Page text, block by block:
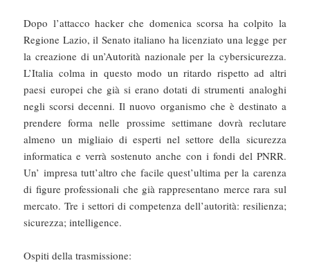
Dopo l’attacco hacker che domenica scorsa ha colpito la
Regione Lazio, il Senato italiano ha licenziato una legge per
la creazione di un’Autorità nazionale per la cybersicurezza.
L’Italia colma in questo modo un ritardo rispetto ad altri
paesi europei che già si erano dotati di strumenti analoghi
negli scorsi decenni. Il nuovo organismo che è destinato a
prendere forma nelle prossime settimane dovrà reclutare
almeno un migliaio di esperti nel settore della sicurezza
informatica e verrà sostenuto anche con i fondi del PNRR.
Un’ impresa tutt’altro che facile quest’ultima per la carenza
di figure professionali che già rappresentano merce rara sul
mercato. Tre i settori di competenza dell’autorità: resilienza;
sicurezza; intelligence.
Ospiti della trasmissione: